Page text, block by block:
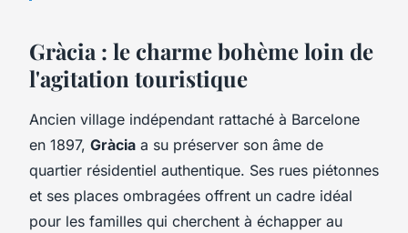
Gràcia : le charme bohème loin de
l'agitation touristique
Ancien village indépendant rattaché à Barcelone
en 1897, Gràcia a su préserver son âme de
quartier résidentiel authentique. Ses rues piétonnes
et ses places ombragées offrent un cadre idéal
pour les familles qui cherchent à échapper au